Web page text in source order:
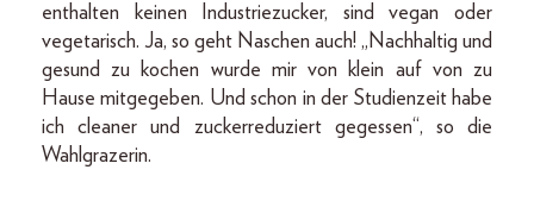
enthalten keinen Industriezucker, sind vegan oder
vegetarisch. Ja, so geht Naschen auch! „Nachhaltig und
gesund zu kochen wurde mir von klein auf von zu
Hause mitgegeben. Und schon in der Studienzeit habe
ich cleaner und zuckerreduziert gegessen“, so die
Wahlgrazerin.